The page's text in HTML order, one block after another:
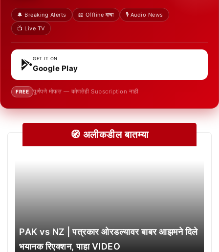
🔔 Breaking Alerts 📖 Offline वाचा
🎙️ Audio News
📺 Live TV
GET IT ON
Google Play
FREE पूर्णपणे मोफत — कोणतेही Subscription नाही
🧭 अलीकडील बातम्या
PAK vs NZ | पत्रकार ओरडल्यावर बाबर आझमने दिले
भयानक रिएक्शन, पाहा VIDEO